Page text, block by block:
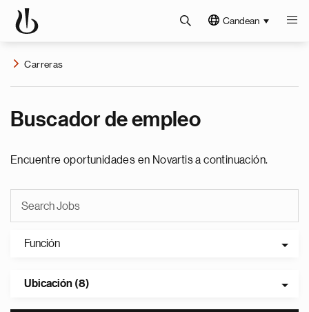
Candean
Carreras
Buscador de empleo
Encuentre oportunidades en Novartis a continuación.
Función
Ubicación (8)